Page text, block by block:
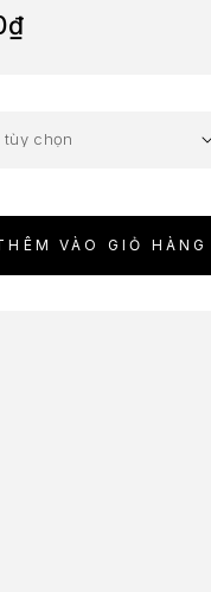
₫
VÀO GIỎ HÀNG